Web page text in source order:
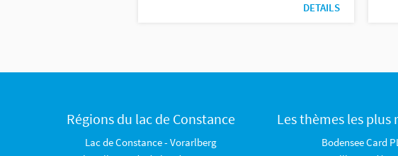
DETAILS
Régions du lac de Constance
Lac de Constance - Vorarlberg
Les thèmes les plus
Bodensee Card